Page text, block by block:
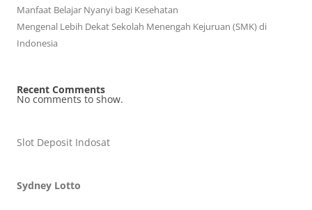
Manfaat Belajar Nyanyi bagi Kesehatan
Mengenal Lebih Dekat Sekolah Menengah Kejuruan (SMK) di
Indonesia
Recent Comments
No comments to show.
Slot Deposit Indosat
Sydney Lotto